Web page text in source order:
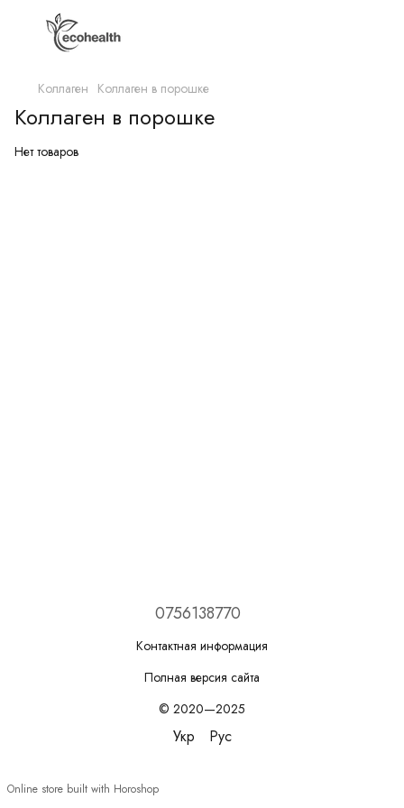
Коллаген Коллаген в порошке
Коллаген в порошке
Нет товаров
0756138770
Контактная информация
Полная версия сайта
© 2020—2025
Укр Рус
Online store built with Horoshop